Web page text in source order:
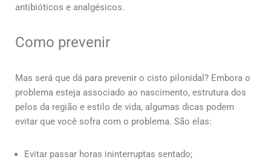
antibióticos e analgésicos.
Como prevenir
Mas será que dá para prevenir o cisto pilonidal? Embora o
problema esteja associado ao nascimento, estrutura dos
pelos da região e estilo de vida, algumas dicas podem
evitar que você sofra com o problema. São elas:
Evitar passar horas ininterruptas sentado;